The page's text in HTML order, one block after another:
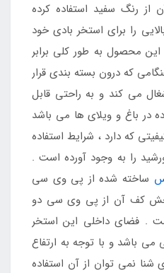
از رنگ سفید استفاده کرده
را برای استخر بادی خود
محصول به طور کلی برابر
هنگامی که درون بسته بندی قرار
می کند و به راحتی قابل
در باغ و ویلای ها می باشد
که دارد ، شرایط استفاده
را به وجود آورده است .
ساخته شده از پی وی سی
کف آن از پی وی سی دو
. فضای داخلی این استخر
باشد و با توجه به ارتفاع
شنا نمی توان از آن استفاده